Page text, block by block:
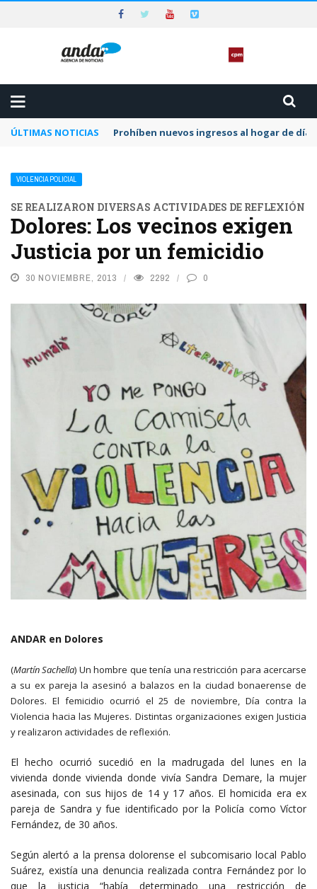
ÚLTIMAS NOTICIAS Prohíben nuevos ingresos al hogar de día
VIOLENCIA POLICIAL
SE REALIZARON DIVERSAS ACTIVIDADES DE REFLEXIÓN
Dolores: Los vecinos exigen
Justicia por un femicidio
30 NOVIEMBRE, 2013 2292 0
ANDAR en Dolores
(Martín Sachella) Un hombre que tenía una restricción para acercarse
a su ex pareja la asesinó a balazos en la ciudad bonaerense de
Dolores. El femicidio ocurrió el 25 de noviembre, Día contra la
Violencia hacia las Mujeres. Distintas organizaciones exigen Justicia
y realizaron actividades de reflexión.
El hecho ocurrió sucedió en la madrugada del lunes en la
vivienda donde vivienda donde vivía Sandra Demare, la mujer
asesinada, con sus hijos de 14 y 17 años. El homicida era ex
pareja de Sandra y fue identificado por la Policía como Víctor
Fernández, de 30 años.
Según alertó a la prensa dolorense el subcomisario local Pablo
Suárez, existía una denuncia realizada contra Fernández por lo
que la justicia “había determinado una restricción de